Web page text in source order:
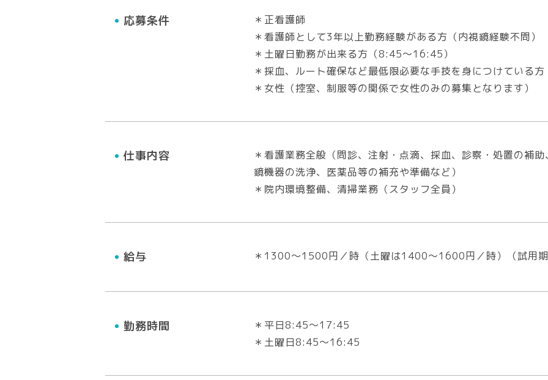
道しるべ
応募条件
＊正看護師
＊看護師として3年以上勤務経験がある方（内視鏡経験不問）
＊土曜日勤務が出来る方（8:45～16:45）
＊採血、ルート確保など最低限必要な手技を身につけている方
＊女性（控室、制服等の関係で女性のみの募集となります）
仕事内容
＊看護業務全般（問診、注射・点滴、採血、診察・処置の補
鏡機器の洗浄、医薬品等の補充や準備など）
＊院内環境整備、清掃業務（スタッフ全員）
給与 ＊1300～1500円／時（土曜は1400～1600円／時）（試用期
勤務時間
＊平日8:45～17:45
＊土曜日8:45～16:45